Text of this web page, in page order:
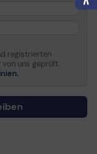
Kabel
Poly-
registrierten
uns geprüft.